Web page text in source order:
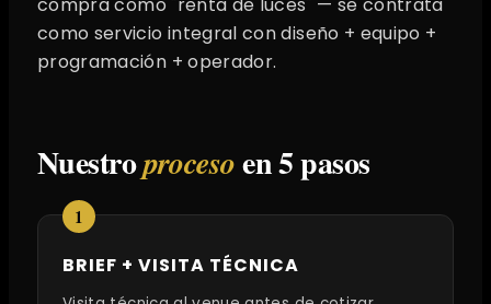
compra como "renta de luces" — se contrata
como servicio integral con diseño + equipo +
programación + operador.
Nuestroprocesoen 5 pasos
BRIEF + VISITA TÉCNICA